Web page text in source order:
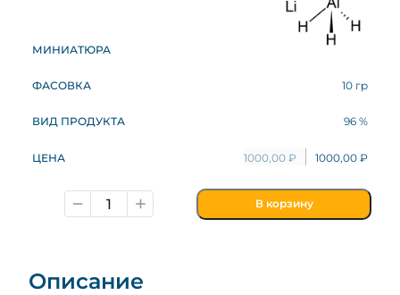
10 гр
96 %
1000,00 ₽ 1000,00 ₽
В корзину
Описание